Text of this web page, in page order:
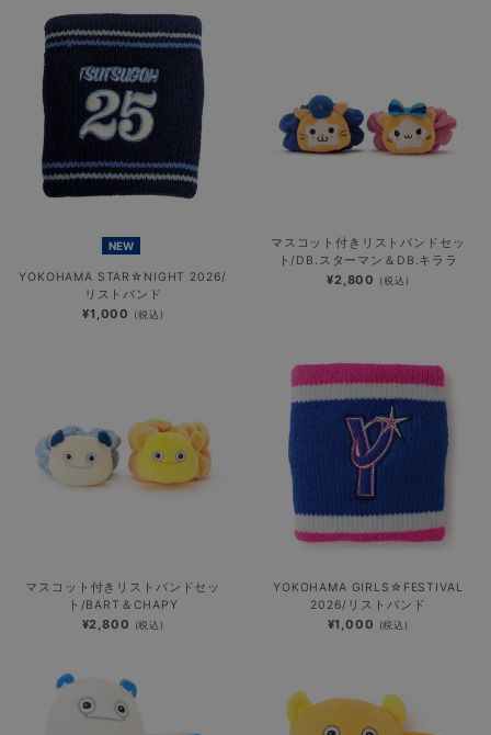
NEW
YOKOHAMA STAR☆NIGHT 2026/
リストバンド
¥1,000 (税込)
マスコット付きリストバンドセッ
ト/DB.スターマン＆DB.キララ
¥2,800 (税込)
マスコット付きリストバンドセッ
ト/BART＆CHAPY
¥2,800 (税込)
YOKOHAMA GIRLS☆FESTIVAL
2026/リストバンド
¥1,000 (税込)